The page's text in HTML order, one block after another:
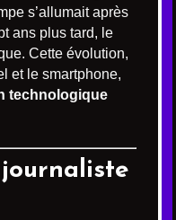
s’allumait après
ans plus tard, le
Cette évolution,
et le smartphone,
technologique